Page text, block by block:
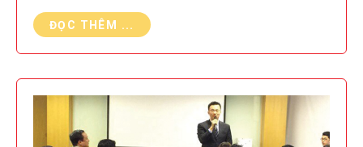
ĐỌC THÊM ...